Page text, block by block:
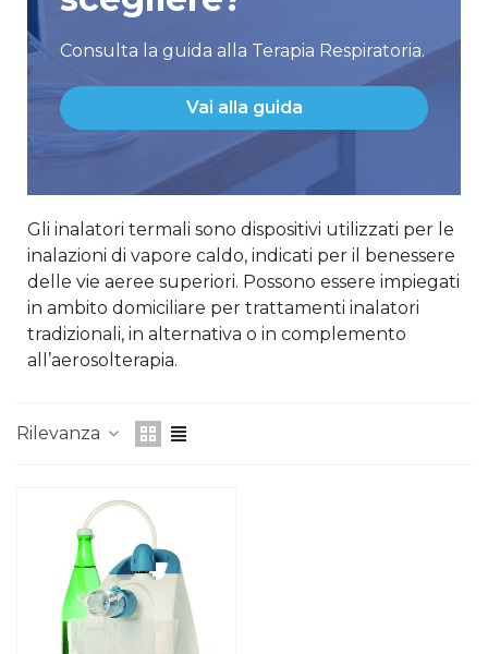
Consulta la guida alla Terapia Respiratoria.
Vai alla guida
Gli inalatori termali sono dispositivi utilizzati per le
inalazioni di vapore caldo, indicati per il benessere
delle vie aeree superiori. Possono essere impiegati
in ambito domiciliare per trattamenti inalatori
tradizionali, in alternativa o in complemento
all’aerosolterapia.
Rilevanza